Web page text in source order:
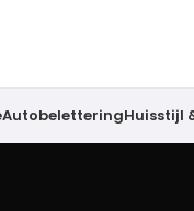
AutobeletteringHuisstijl